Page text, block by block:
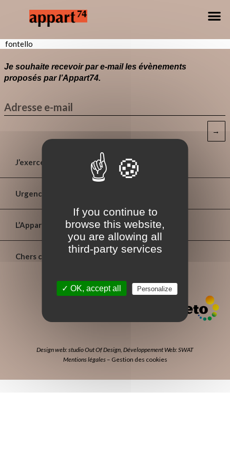
fontello
Je souhaite recevoir par e-mail les évènements
proposés par l’Appart74.
→
J’exerce
Urgences
L’Appart⁷⁴
Chers confrères
Design web: studio Out Of Design, Développement Web: SWAT
Mentions légales– Gestion des cookies
If you continue to
browse this website,
you are allowing all
third-party services
✓ OK, accept all Personalize